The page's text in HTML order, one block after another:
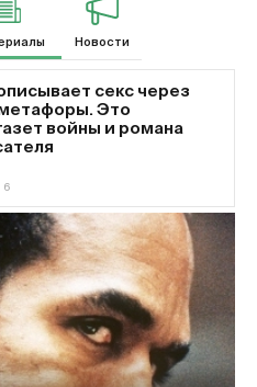
Новости
секс через
Это
войны и романа
6